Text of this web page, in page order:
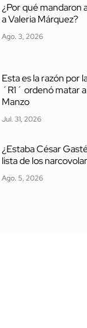
¿Por qué mandaron
a Valeria Márquez?
Ago. 3, 2026
Esta es la razón por
´R1´ ordenó matar
Manzo
Jul. 31, 2026
¿Estaba César
lista de los
Ago. 5, 2026